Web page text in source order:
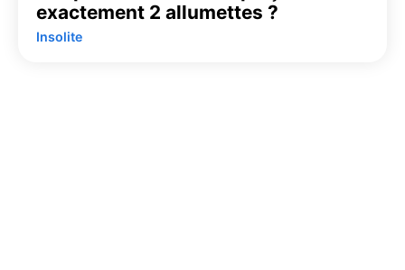
exactement 2 allumettes ?
Insolite